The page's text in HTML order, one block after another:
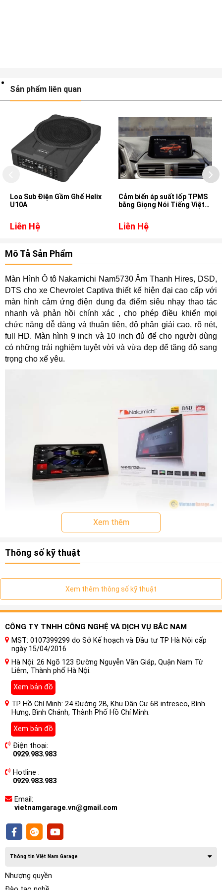
Sản phẩm liên quan
Loa Sub Điện Gầm Ghế Helix
U10A
Liên Hệ
Cảm biến áp suất lốp TPMS
bằng Giọng Nói Tiếng Việt
Liên Hệ
Mô Tả Sản Phẩm
Màn Hình Ô tô Nakamichi Nam5730 Âm Thanh Hires, DSD,
DTS cho xe Chevrolet Captiva thiết kế hiện đại cao cấp với
màn hình cảm ứng điện dung đa điểm siêu nhạy thao tác
nhanh và phản hồi chính xác , cho phép điều khiển mọi
chức năng dễ dàng và thuận tiện, độ phân giải cao, rõ nét,
full HD. Màn hình 9 inch và 10 inch đủ để cho người dùng
có những trải nghiệm tuyệt vời và vừa đẹp để tăng độ sang
trọng cho xế yêu.
Màn Hình Ô tô Nakamichi Nam5730
Âm Thanh Hires, DSD, DTS cho xe
Chevrolet Captiva là gì?
Màn hình ô tô
giải trí, tiện ích, hỗ trợ lái xe, kết nối và điều khiển công nghệ
an ninh – an toàn trên xe… Màn hình này thường được lắp
ở vị trí trung tâm bảng điều khiển trên xe.
Xem thêm
Thông số kỹ thuật
Xem thêm thông số kỹ thuật
CÔNG TY TNHH CÔNG NGHỆ VÀ DỊCH VỤ BẮC NAM
MST: 0107399299 do Sở Kế hoạch và Đầu tư TP Hà Nội cấp
ngày 15/04/2016
Hà Nội: 26 Ngõ 123 Đường Nguyễn Văn Giáp, Quận Nam Từ
Liêm, Thành phố Hà Nội.
Xem bản đồ
TP Hồ Chí Minh: 24 Đường 2B, Khu Dân Cư 6B intresco, Bình
Hưng, Bình Chánh, Thành Phố Hồ Chí Minh.
Xem bản đồ
Điện thoại:
0929.983.983
Hotline :
0929.983.983
Email:
vietnamgarage.vn@gmail.com
Thông tin Việt Nam Garage
Nhượng quyền